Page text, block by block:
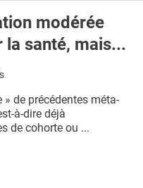
modérée
santé, mais...
» de précédentes méta-
à-dire déjà
de cohorte ou ...